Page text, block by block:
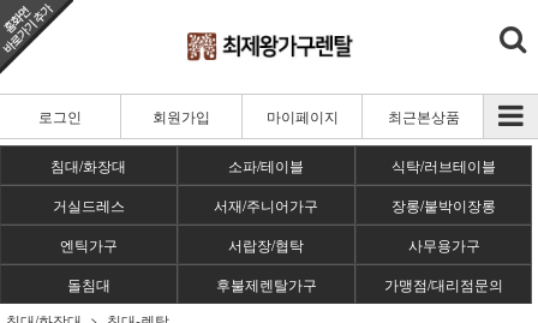
로그인 회원가입 마이페이지 최근본상품
침대/화장대 소파/테이블
식탁/러브테이블
거실드레스
서재/주니어가구
장롱/붙박이장롱
엔틱가구
서랍장/협탁
사무용가구
돌침대
후불제렌탈가구
가맹점/대리점문의